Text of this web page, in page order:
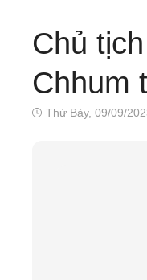
Chủ
Chhum
Thứ Bảy, 09/09/